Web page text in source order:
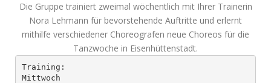
Die Gruppe trainiert zweimal wöchentlich mit Ihrer Trainerin
Nora Lehmann für bevorstehende Auftritte und erlernt
mithilfe verschiedener Choreografen neue Choreos für die
Tanzwoche in Eisenhüttenstadt.
Training:
Mittwoch